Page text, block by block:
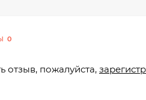
0
отзыв, пожалуйста,